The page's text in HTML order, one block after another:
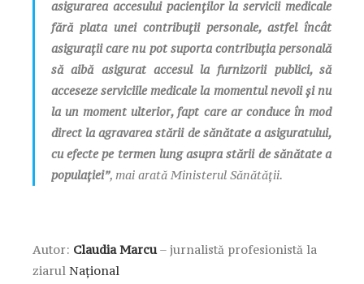
asigurarea accesului pacienților la servicii medicale
fără plata unei contribuții personale, astfel încât
asigurații care nu pot suporta contribuția personală
să aibă asigurat accesul la furnizorii publici, să
acceseze serviciile medicale la momentul nevoii și nu
la un moment ulterior, fapt care ar conduce în mod
direct la agravarea stării de sănătate a asiguratului,
cu efecte pe termen lung asupra stării de sănătate a
populaţiei”, mai arată Ministerul Sănătății.
Autor: Claudia Marcu– jurnalistă profesionistă la
ziarul Național